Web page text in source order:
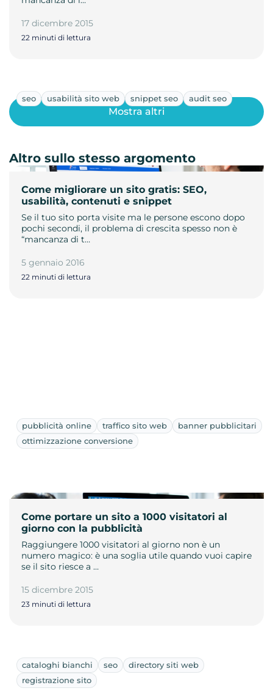
17 dicembre 2015
22 minuti di lettura
seo usabilità sito web snippet seo audit seo
Come migliorare un sito gratis: SEO,
usabilità, contenuti e snippet
Se il tuo sito porta visite ma le persone escono dopo
pochi secondi, il problema di crescita spesso non è
“mancanza di t…
5 gennaio 2016
22 minuti di lettura
Mostra altri
Altro sullo stesso argomento
pubblicità online traffico sito web
banner pubblicitari
ottimizzazione conversione
Come portare un sito a 1000 visitatori al
giorno con la pubblicità
Raggiungere 1000 visitatori al giorno non è un
numero magico: è una soglia utile quando vuoi capire
se il sito riesce a …
15 dicembre 2015
23 minuti di lettura
cataloghi bianchi seo
directory siti web
registrazione sito